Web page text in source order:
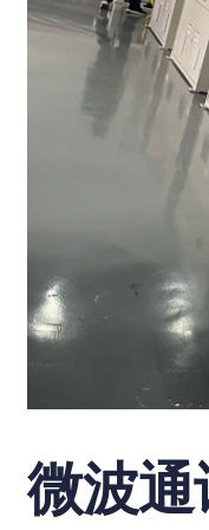
微波